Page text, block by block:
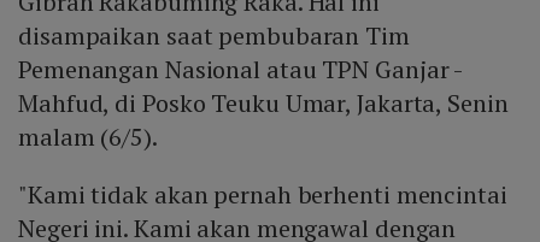
disampaikan saat pembubaran Tim
Pemenangan Nasional atau TPN Ganjar -
Mahfud, di Posko Teuku Umar, Jakarta, Senin
malam (6/5).
"Kami tidak akan pernah berhenti mencintai
Negeri ini. Kami akan mengawal dengan